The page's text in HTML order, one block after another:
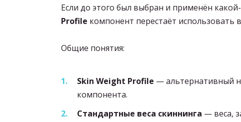
Если до этого был выбран и применён
Profile компонент перестаёт использовать
Общие понятия:
Skin Weight Profile — альтернативный
компонента.
Стандартные веса скиннинга — веса,